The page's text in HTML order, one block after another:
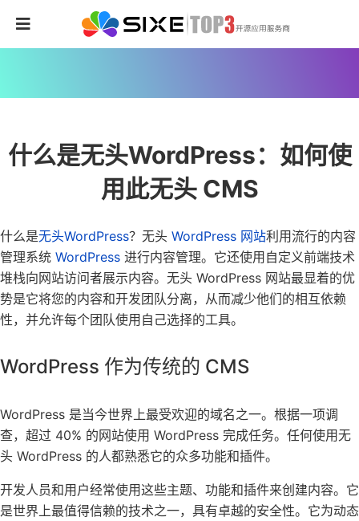
什么是无头WordPress：如何使
用此无头 CMS
什么是无头WordPress？ 无头 WordPress 网站利用流行的内容
管理系统 WordPress 进行内容管理。它还使用自定义前端技术
堆栈向网站访问者展示内容。无头 WordPress 网站最显着的优
势是它将您的内容和开发团队分离，从而减少他们的相互依赖
性，并允许每个团队使用自己选择的工具。
WordPress 作为传统的 CMS
WordPress 是当今世界上最受欢迎的域名之一。根据一项调
查，超过 40% 的网站使用 WordPress 完成任务。任何使用无
头 WordPress 的人都熟悉它的众多功能和插件。
开发人员和用户经常使用这些主题、功能和插件来创建内容。它
是世界上最值得信赖的技术之一，具有卓越的安全性。它为动态